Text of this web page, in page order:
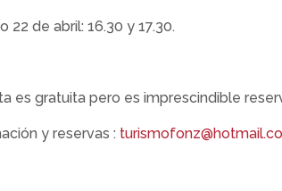
22 de abril: 16.30 y 17.30.
es gratuita pero es imprescindible
y reservas :